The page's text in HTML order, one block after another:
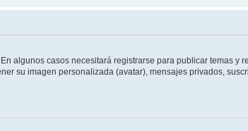
algunos casos necesitará registrarse para publicar temas y
su imagen personalizada (avatar), mensajes privados,